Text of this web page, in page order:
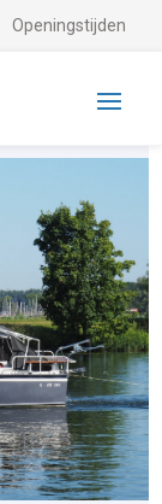
Openingstijden